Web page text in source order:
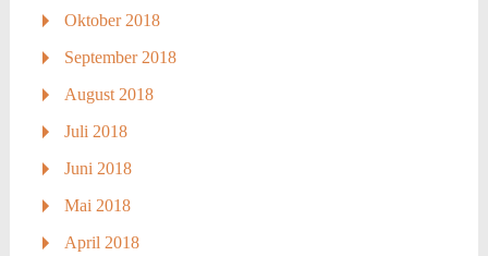
Oktober 2018
September 2018
August 2018
Juli 2018
Juni 2018
Mai 2018
April 2018